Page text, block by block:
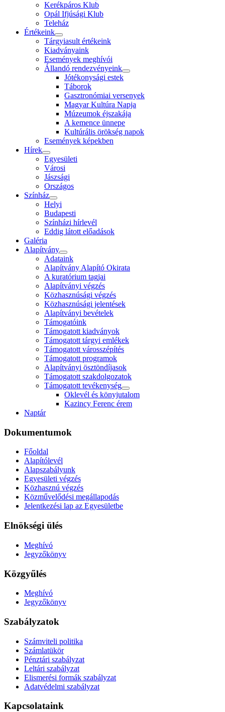
Kerékpáros Klub
Opál Ifjúsági Klub
Teleház
Értékeink
Tárgyiasult értékeink
Kiadványaink
Események meghívói
Állandó rendezvényeink
Jótékonysági estek
Táborok
Gasztronómiai versenyek
Magyar Kultúra Napja
Múzeumok éjszakája
A kemence ünnepe
Kultúrális örökség napok
Események képekben
Hírek
Egyesületi
Városi
Jászsági
Országos
Színház
Helyi
Budapesti
Színházi hírlevél
Eddig látott előadások
Galéria
Alapítvány
Adataink
Alapítvány Alapító Okirata
A kuratórium tagjai
Alapítványi végzés
Közhasznúsági végzés
Közhasznúsági jelentések
Alapítványi bevételek
Támogatóink
Támogatott kiadványok
Támogatott tárgyi emlékek
Támogatott városszépítés
Támogatott programok
Alapítványi ösztöndíjasok
Támogatott szakdolgozatok
Támogatott tevékenység
Oklevél és könyjutalom
Kazincy Ferenc érem
Naptár
Dokumentumok
Főoldal
Alapítólevél
Alapszabályunk
Egyesületi végzés
Közhasznú végzés
Közművelődési megállapodás
Jelentkezési lap az Egyesületbe
Elnökségi ülés
Meghívó
Jegyzőkönyv
Közgyűlés
Meghívó
Jegyzőkönyv
Szabályzatok
Számviteli politika
Számlatükör
Pénztári szabályzat
Leltári szabályzat
Elismerési formák szabályzat
Adatvédelmi szabályzat
Kapcsolataink